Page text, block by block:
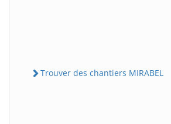
Trouver des chantiers MIRABEL